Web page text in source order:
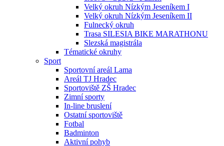
Velký okruh Nízkým Jeseníkem I
Velký okruh Nízkým Jeseníkem II
Fulnecký okruh
Trasa SILESIA BIKE MARATHONU
Slezská magistrála
Tématické okruhy
Sport
Sportovní areál Lama
Areál TJ Hradec
Sportoviště ZŠ Hradec
Zimní sporty
In-line bruslení
Ostatní sportoviště
Fotbal
Badminton
Aktivní pohyb